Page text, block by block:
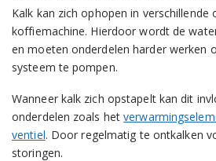
Kalk kan zich ophopen in verschillende
koffiemachine. Hierdoor wordt de
en moeten onderdelen harder werken
systeem te pompen.
Wanneer kalk zich opstapelt kan dit
onderdelen zoals het
ventiel. Door regelmatig te ontkalken
storingen.